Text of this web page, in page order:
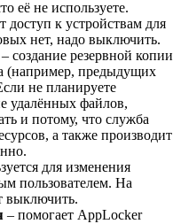
её не используете.
доступ к устройствам для
нет, надо выключить.
– создание резервной копии
(например, предыдущих
не планируете
удалённых файлов,
и потому, что служба
а также производит
для изменения
пользователем. На
выключить.
– помогает AppLocker